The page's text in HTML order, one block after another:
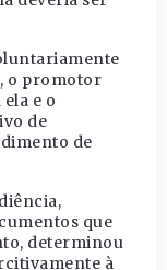
o promotor
e o
de
de
que
determinou
à